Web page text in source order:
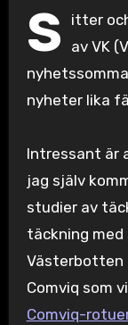
S
itter
av VK
nyheter lika
Intressant är
jag själv
studier av
täckning
Västerbotten
Comviq som
Comviq-